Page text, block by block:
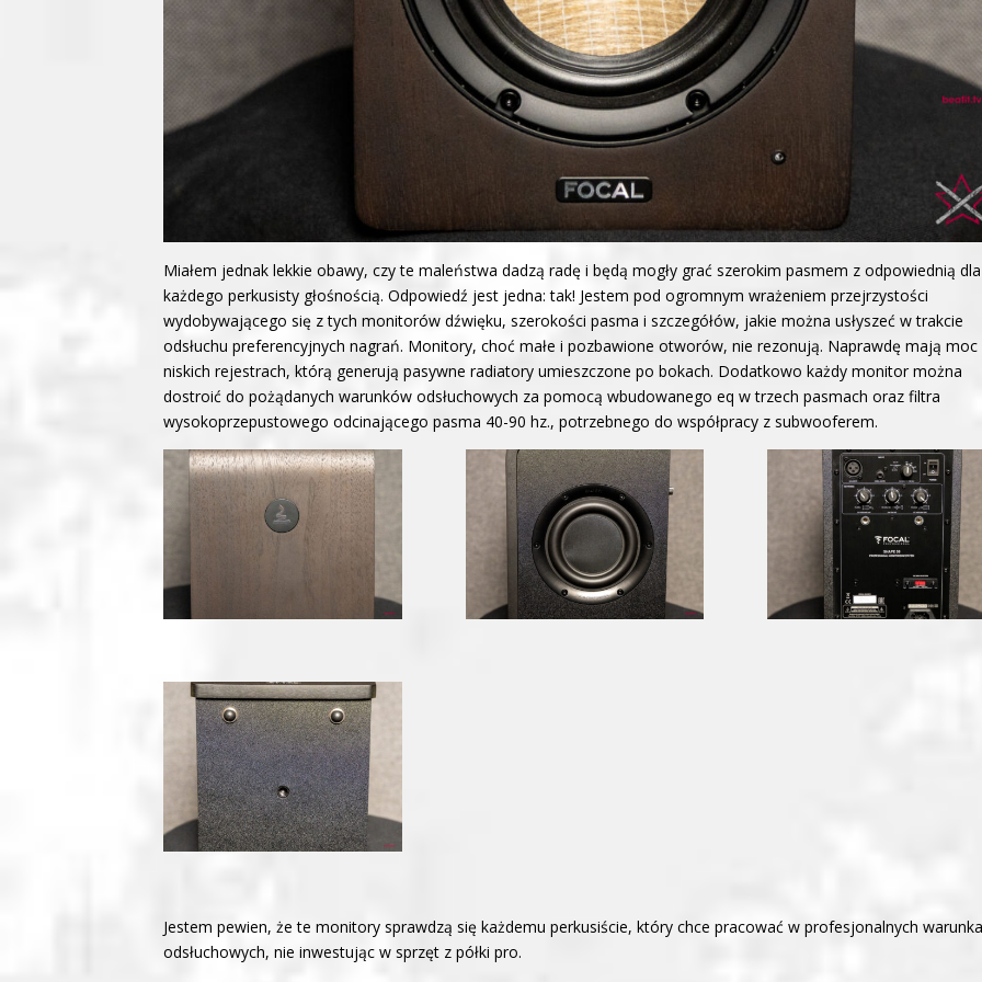
Miałem jednak lekkie obawy, czy te maleństwa dadzą radę i będą mogły grać szerokim pasmem z odpowiednią dla
każdego perkusisty głośnością. Odpowiedź jest jedna: tak! Jestem pod ogromnym wrażeniem przejrzystości
wydobywającego się z tych monitorów dźwięku, szerokości pasma i szczegółów, jakie można usłyszeć w trakcie
odsłuchu preferencyjnych nagrań. Monitory, choć małe i pozbawione otworów, nie rezonują. Naprawdę mają moc
niskich rejestrach, którą generują pasywne radiatory umieszczone po bokach. Dodatkowo każdy monitor można
dostroić do pożądanych warunków odsłuchowych za pomocą wbudowanego eq w trzech pasmach oraz filtra
wysokoprzepustowego odcinającego pasma 40-90 hz., potrzebnego do współpracy z subwooferem.
Jestem pewien, że te monitory sprawdzą się każdemu perkusiście, który chce pracować w profesjonalnych
odsłuchowych, nie inwestując w sprzęt z półki pro.